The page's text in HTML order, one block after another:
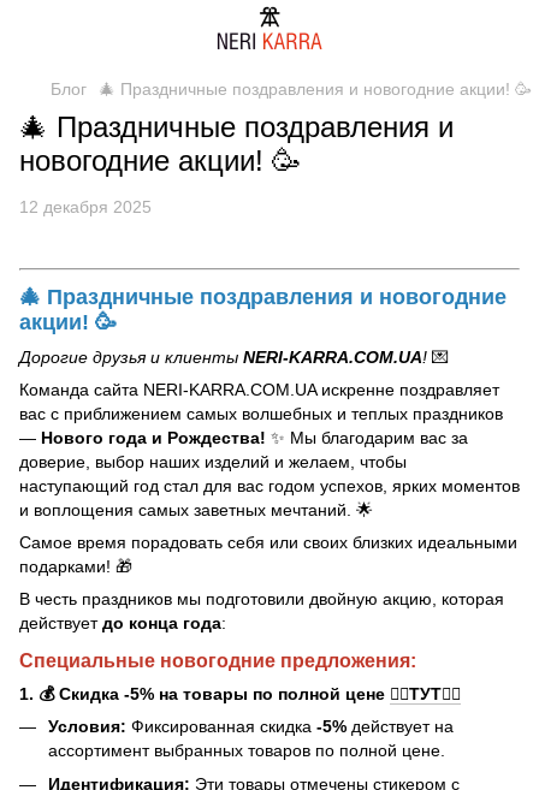
Блог 🎄 Праздничные поздравления и новогодние акции! 🥳
🎄 Праздничные поздравления и
новогодние акции! 🥳
12 декабря 2025
🎄 Праздничные поздравления и новогодние
акции! 🥳
Дорогие друзья и клиенты NERI-KARRA.COM.UA! 💌
Команда сайта NERI-KARRA.COM.UA искренне поздравляет
вас с приближением самых волшебных и теплых праздников
— Нового года и Рождества! ✨ Мы благодарим вас за
доверие, выбор наших изделий и желаем, чтобы
наступающий год стал для вас годом успехов, ярких моментов
и воплощения самых заветных мечтаний. 🌟
Самое время порадовать себя или своих близких идеальными
подарками! 🎁
В честь праздников мы подготовили двойную акцию, которая
действуетдо конца года:
Специальные новогодние предложения:
1. 💰 Скидка -5% на товары по полной цене 👉🏻ТУТ👈🏻
Условия: Фиксированная скидка -5% действует на
ассортимент выбранных товаров по полной цене.
Идентификация: Эти товары отмечены стикером с